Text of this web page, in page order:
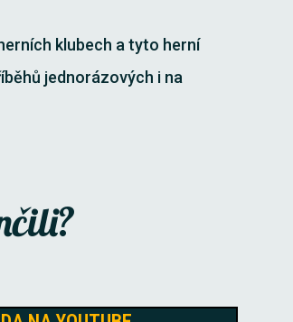
klubech a tyto herní
jednorázových i na